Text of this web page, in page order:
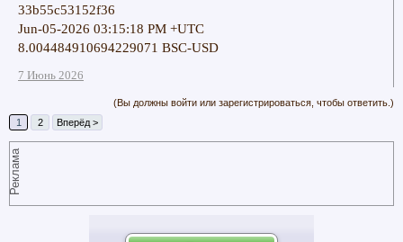
33b55c53152f36
Jun-05-2026 03:15:18 PM +UTC
8.004484910694229071 BSC-USD
7 Июнь 2026
(Вы должны войти или зарегистрироваться, чтобы ответить.)
1
2 Вперёд >
Реклама